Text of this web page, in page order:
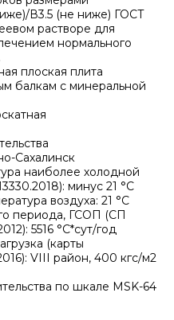
В3.5 (не ниже) ГОСТ
растворе для
нормального
плоская плита
балкам с минеральной
Сахалинск
наиболее холодной
минус 21 °С
воздуха: 21 °С
периода, ГСОП (СП
5516 °С*сут/год
(карты
VIII район, 400 кгс/м2
по шкале MSK-64